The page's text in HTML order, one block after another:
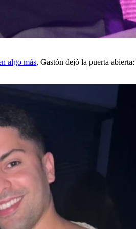
algo más, Gastón dejó la puerta